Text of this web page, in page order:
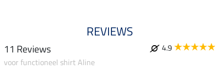
REVIEWS
11 Reviews
4.9
voor functioneel shirt Aline